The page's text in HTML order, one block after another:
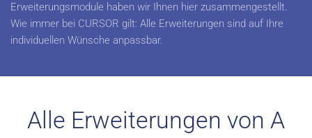
Erweiterungsmodule haben wir Ihnen hier zusammengestellt.
Wie immer bei CURSOR gilt: Alle Erweiterungen sind auf Ihre
individuellen Wünsche anpassbar.
Alle Erweiterungen von A